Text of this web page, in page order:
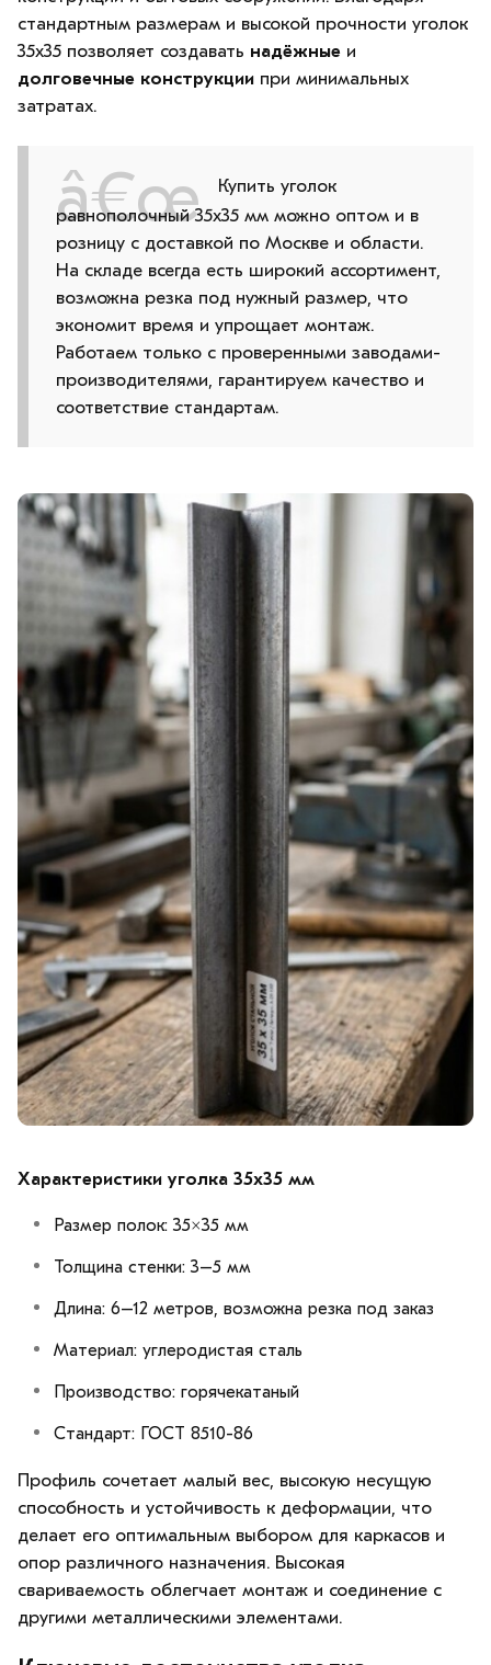
стандартным размерам и высокой прочности уголок
35х35 позволяет создавать надёжные и
долговечные конструкции при минимальных
затратах.
Купить уголок
равнополочный 35х35 мм можно оптом и в
розницу с доставкой по Москве и области.
На складе всегда есть широкий ассортимент,
возможна резка под нужный размер, что
экономит время и упрощает монтаж.
Работаем только с проверенными заводами-
производителями, гарантируем качество и
соответствие стандартам.
Характеристики уголка 35х35 мм
Размер полок: 35×35 мм
Толщина стенки: 3–5 мм
Длина: 6–12 метров, возможна резка под заказ
Материал: углеродистая сталь
Производство: горячекатаный
Стандарт: ГОСТ 8510-86
Профиль сочетает малый вес, высокую несущую
способность и устойчивость к деформации, что
делает его оптимальным выбором для каркасов и
опор различного назначения. Высокая
свариваемость облегчает монтаж и соединение с
другими металлическими элементами.